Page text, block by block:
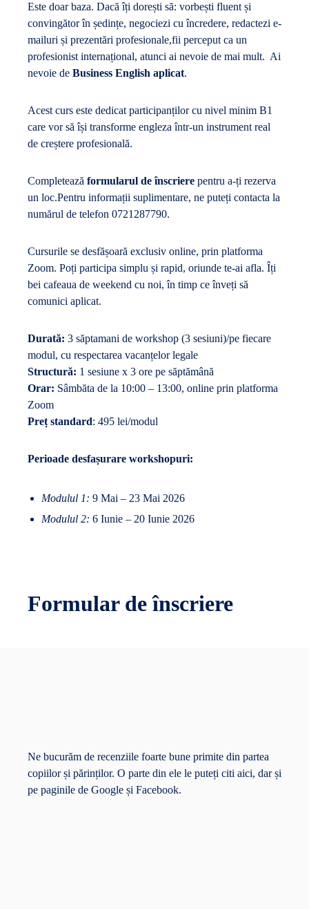
Este doar baza. Dacă îți dorești să: vorbești fluent și
convingător în ședințe, negociezi cu încredere, redactezi e-
mailuri și prezentări profesionale,fii perceput ca un
profesionist internațional, atunci ai nevoie de mai mult. Ai
nevoie de Business English aplicat.
Acest curs este dedicat participanților cu nivel minim B1
care vor să își transforme engleza într-un instrument real
de creștere profesională.
Completează formularul de înscriere pentru a-ți rezerva
un loc.Pentru informații suplimentare, ne puteți contacta la
numărul de telefon 0721287790.
Cursurile se desfășoară exclusiv online, prin platforma
Zoom. Poți participa simplu și rapid, oriunde te-ai afla. Îți
bei cafeaua de weekend cu noi, în timp ce înveți să
comunici aplicat.
Durată: 3 săptamani de workshop (3 sesiuni)/pe fiecare
modul, cu respectarea vacanțelor legale
Structură: 1 sesiune x 3 ore pe săptămână
Orar: Sâmbăta de la 10:00 – 13:00, online prin platforma
Zoom
Preț standard: 495 lei/modul
Perioade desfașurare workshopuri:
Modulul 1: 9 Mai – 23 Mai 2026
Modulul 2: 6 Iunie – 20 Iunie 2026
Formular de înscriere
Ne bucurăm de recenziile foarte bune primite din partea
copiilor și părinților. O parte din ele le puteți citi aici, dar și
pe paginile de Google și Facebook.